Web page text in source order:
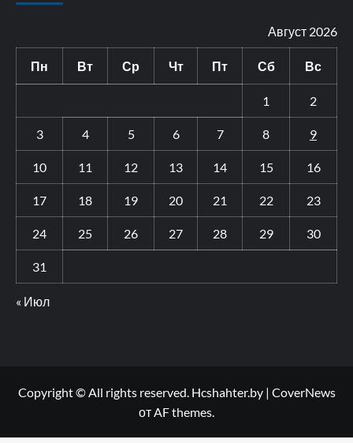
Август 2026
Пн Вт Ср Чт Пт Сб Вс
1 2
3 4 5 6 7 8 9
10 11 12 13 14 15 16
17 18 19 20 21 22 23
24 25 26 27 28 29 30
31
« Июл
Copyright © All rights reserved. Hcshahter.by | CoverNews
от AF themes.